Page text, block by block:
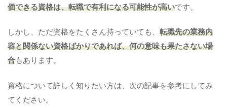
価できる資格は、転職で有利になる可能性が高いです。
しかし、ただ資格をたくさん持っていても、 転職先の業務内
容と関係ない資格ばかりであれば、何の意味も果たさない場
合もあります。
資格について詳しく知りたい方は、次の記事を参考にしてみ
てください。